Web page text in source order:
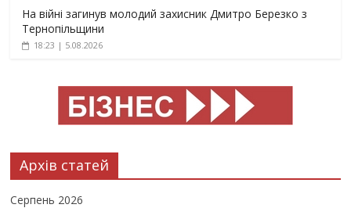
На війні загинув молодий захисник Дмитро Березко з
Тернопільщини
18:23 | 5.08.2026
Архів статей
Серпень 2026